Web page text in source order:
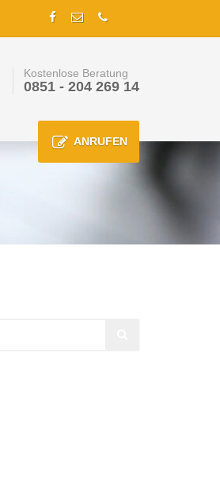
Kostenlose Beratung
0851 - 204 269 14
ANRUFEN